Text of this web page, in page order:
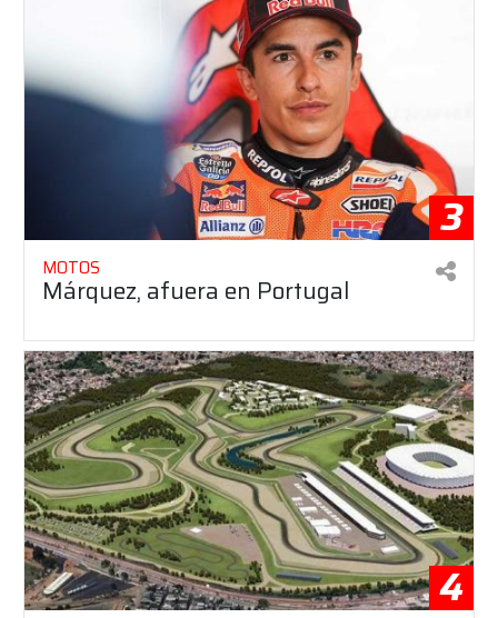
3
MOTOS
Márquez, afuera en Portugal
4